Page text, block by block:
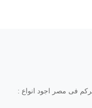
فى مصر اجود انواع :